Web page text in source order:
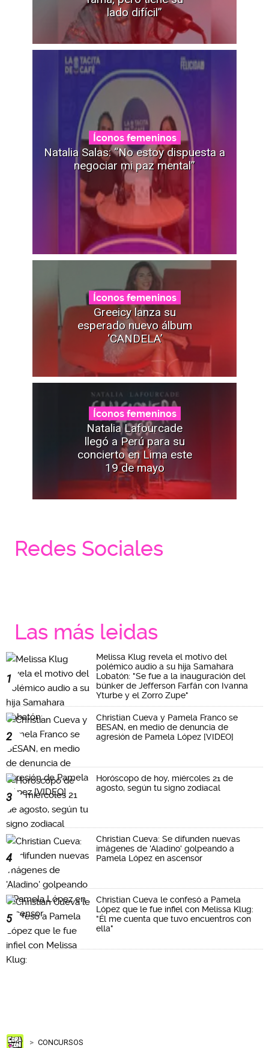
lado difícil”
Íconos femeninos
Natalia Salas: “No estoy dispuesta a
negociar mi paz mental”
Íconos femeninos
Greeicy lanza su
esperado nuevo álbum
‘CANDELA’
Íconos femeninos
Natalia Lafourcade
llegó a Perú para su
concierto en Lima este
19 de mayo
Redes Sociales
Las más leidas
1
Melissa Klug revela el motivo del
polémico audio a su hija Samahara
Lobatón: "Se fue a la inauguración del
búnker de Jefferson Farfán con Ivanna
Yturbe y el Zorro Zupe"
2
Christian Cueva y Pamela Franco se
BESAN, en medio de denuncia de
agresión de Pamela López [VIDEO]
3
Horóscopo de hoy, miércoles 21 de
agosto, según tu signo zodiacal
4
Christian Cueva: Se difunden nuevas
imágenes de 'Aladino' golpeando a
Pamela López en ascensor
5
Christian Cueva le confesó a Pamela
López que le fue infiel con Melissa Klug:
"Él me cuenta que tuvo encuentros con
ella"
CONCURSOS